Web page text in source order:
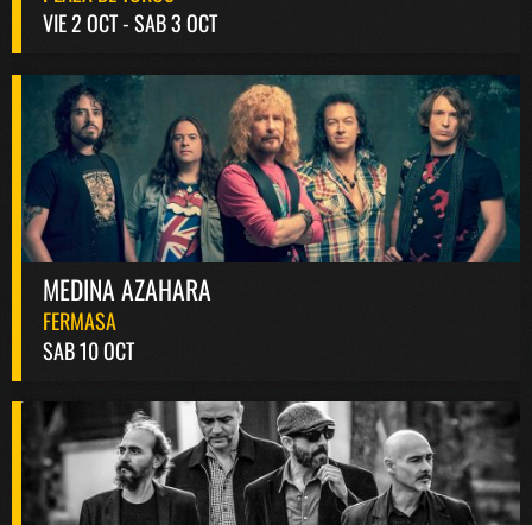
VIE 2 OCT - SAB 3 OCT
MEDINA AZAHARA
FERMASA
SAB 10 OCT